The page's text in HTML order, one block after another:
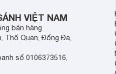
VIỆT NAM
bán hàng
Thổ Quan, Đống Đa,
số 0106373516,